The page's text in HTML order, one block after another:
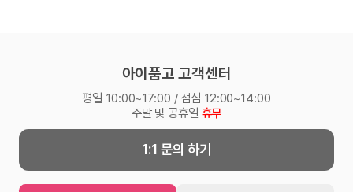
아이품고 고객센터
평일 10:00~17:00 / 점심 12:00~14:00
주말 및 공휴일 휴무
1:1 문의 하기